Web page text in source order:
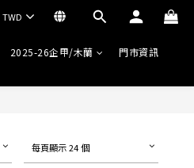
TWD
2025-26企甲/木蘭 門市資訊
每頁顯示 24 個